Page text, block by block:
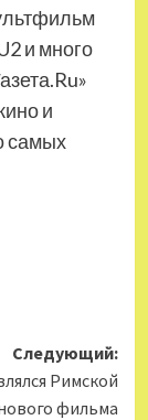
и много
и
самых
Следующий:
Римской
фильма